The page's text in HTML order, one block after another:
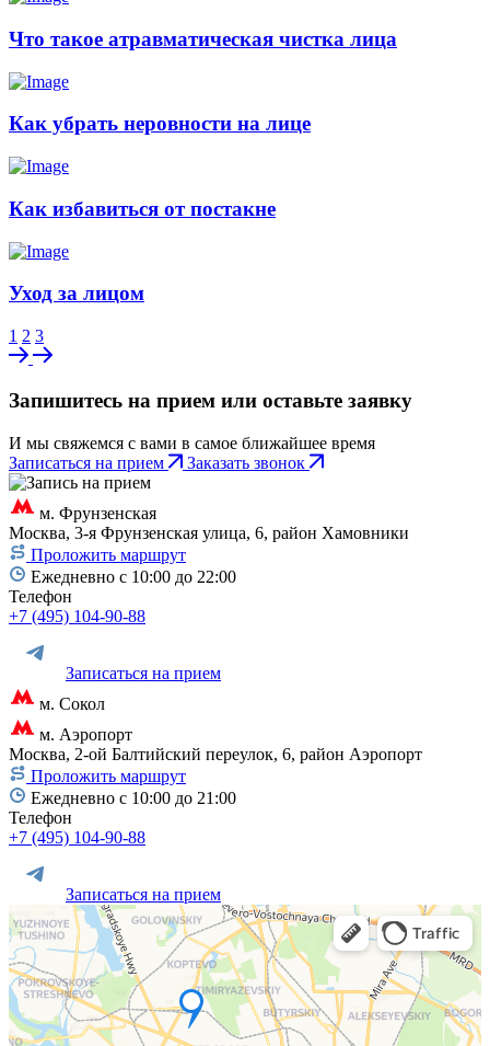
Что такое атравматическая чистка лица
Как убрать неровности на лице
Как избавиться от постакне
Уход за лицом
1 2 3
Запишитесь на прием или оставьте заявку
И мы свяжемся с вами в самое ближайшее время
Записаться на прием
Заказать звонок
м. Фрунзенская
Москва, 3-я Фрунзенская улица, 6, район Хамовники
Проложить маршрут
Ежедневно с 10:00 до 22:00
Телефон
+7 (495) 104-90-88
Записаться на прием
м. Сокол
м. Аэропорт
Москва, 2-ой Балтийский переулок, 6, район Аэропорт
Проложить маршрут
Ежедневно с 10:00 до 21:00
Телефон
+7 (495) 104-90-88
Записаться на прием